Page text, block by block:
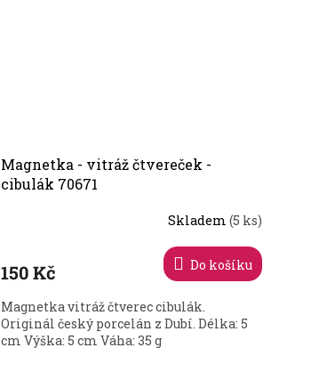
Magnetka - vitráž čtvereček -
cibulák 70671
Skladem(5 ks)
150 Kč Do košíku
Magnetka vitráž čtverec cibulák.
Originál český porcelán z Dubí. Délka: 5
cm Výška: 5 cm Váha: 35 g